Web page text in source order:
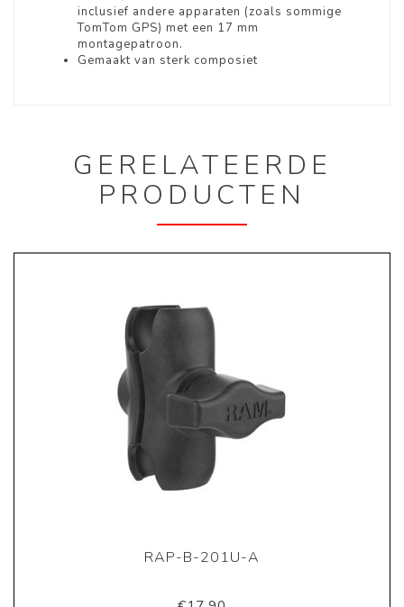
inclusief andere apparaten (zoals sommige
TomTom GPS) met een 17 mm
montagepatroon.
Gemaakt van sterk composiet
GERELATEERDE
PRODUCTEN
RAP-B-201U-A